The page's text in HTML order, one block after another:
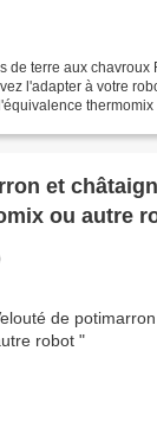
de terre aux chavroux
l'adapter à votre
et
ou autre